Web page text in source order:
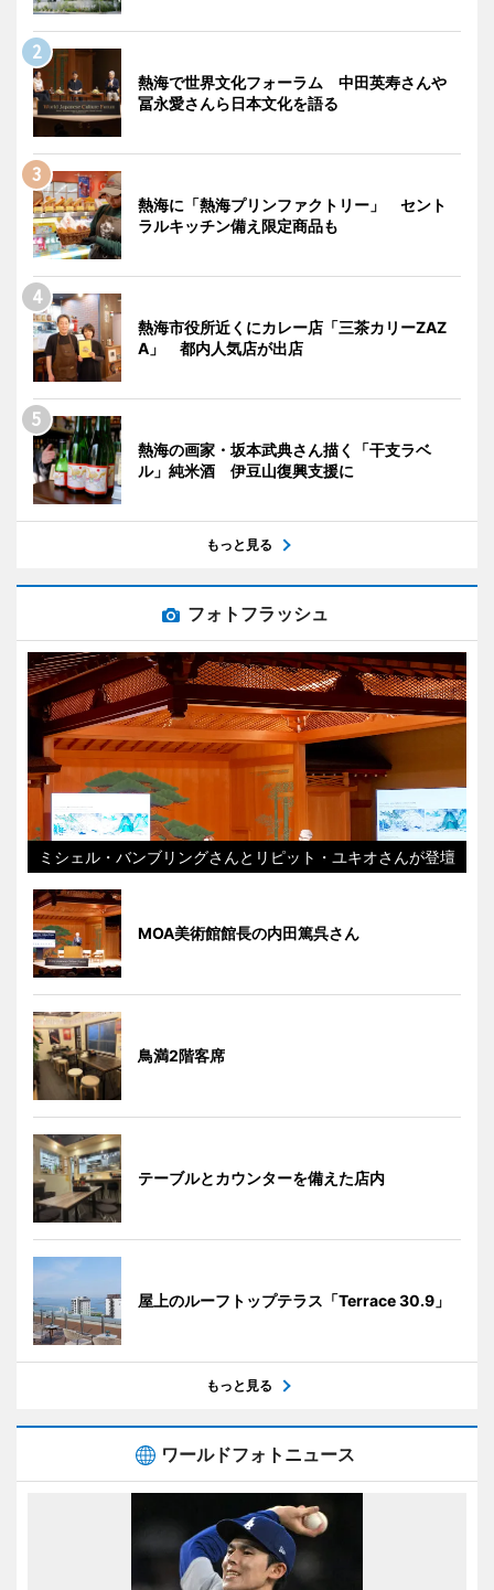
熱海で世界文化フォーラム 中田英寿さんや
冨永愛さんら日本文化を語る
熱海に「熱海プリンファクトリー」 セント
ラルキッチン備え限定商品も
熱海市役所近くにカレー店「三茶カリーZAZ
A」 都内人気店が出店
熱海の画家・坂本武典さん描く「干支ラベ
ル」純米酒 伊豆山復興支援に
もっと見る
フォトフラッシュ
ミシェル・バンブリングさんとリピット・ユキオさんが登壇
MOA美術館館長の内田篤呉さん
鳥満2階客席
テーブルとカウンターを備えた店内
屋上のルーフトップテラス「Terrace 30.9」
もっと見る
ワールドフォトニュース